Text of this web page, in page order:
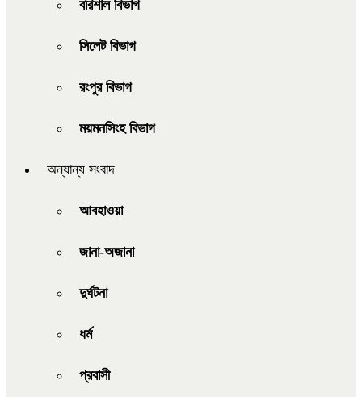
বরিশাল বিভাগ
সিলেট বিভাগ
রংপুর বিভাগ
ময়মনসিংহ বিভাগ
অন্যান্য সংবাদ
আবহাওয়া
জানা-অজানা
দুর্ঘটনা
ধর্ম
প্রবাসী